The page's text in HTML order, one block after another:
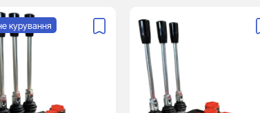
курування